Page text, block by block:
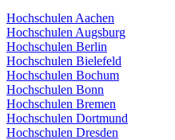
Hochschulen Aachen
Hochschulen Augsburg
Hochschulen Berlin
Hochschulen Bielefeld
Hochschulen Bochum
Hochschulen Bonn
Hochschulen Bremen
Hochschulen Dortmund
Hochschulen Dresden